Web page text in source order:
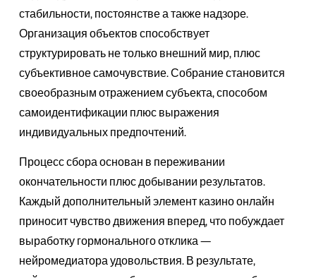
стабильности, постоянстве а также надзоре.
Организация объектов способствует
структурировать не только внешний мир, плюс
субъективное самочувствие. Собрание становится
своеобразным отражением субъекта, способом
самоидентификации плюс выражения
индивидуальных предпочтений.
Процесс сбора основан в переживании
окончательности плюс добывании результатов.
Каждый дополнительный элемент казино онлайн
приносит чувство движения вперед, что побуждает
выработку гормонального отклика —
нейромедиатора удовольствия. В результате,